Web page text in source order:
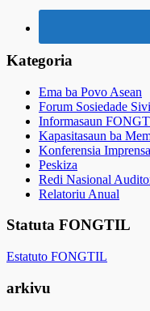
Kategoria
Ema ba Povo Asean
Forum Sosiedade
Informasaun
Kapasitasaun ba
Konferensia Imprensa
Peskiza
Redi Nasional
Relatoriu Anual
Statuta FONGTIL
Estatuto FONGTIL
arkivu